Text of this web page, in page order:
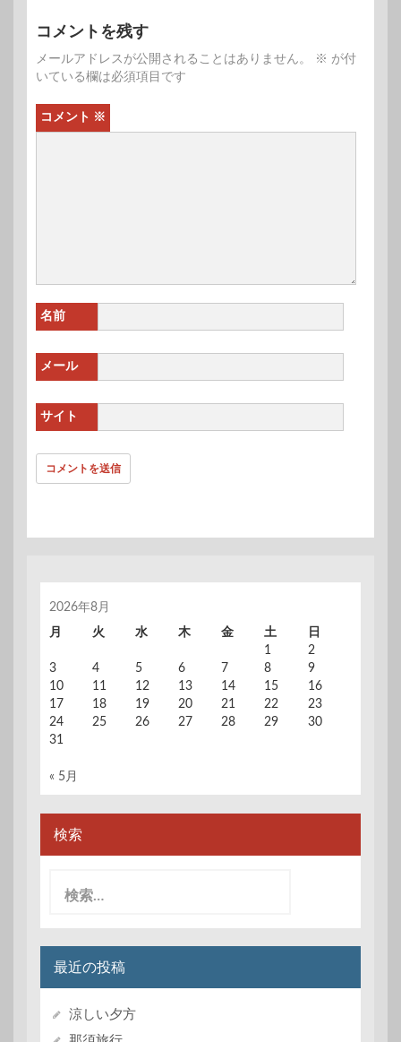
コメントを残す
メールアドレスが公開されることはありません。 ※ が付
いている欄は必須項目です
コメント ※
名前
メール
サイト
2026年8月
月
火 水 木 金 土
日
1
2
3
4 5 6 7 8
9
10
11 12 13 14 15
16
17
18 19 20 21 22
23
24
25 26 27 28 29
30
31
« 5月
検索
最近の投稿
涼しい夕方